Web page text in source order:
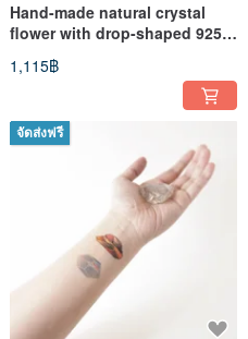
Hand-made natural crystal
flower with drop-shaped 925
Silver dangling earrings //
natural Gemstone
1,115฿
จัดส่งฟรี